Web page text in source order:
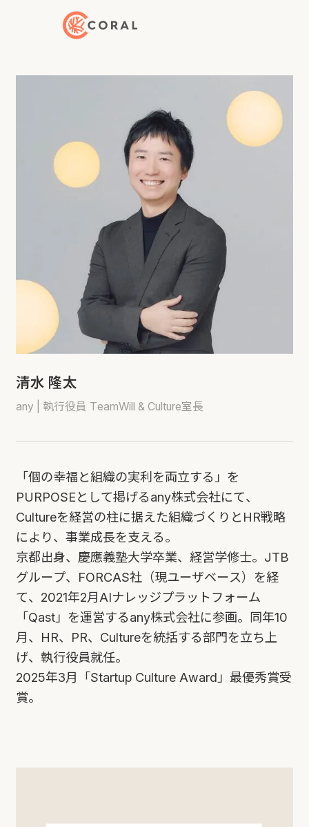
Back to Home
清水 隆太
any | 執行役員 TeamWill & Culture室長
「個の幸福と組織の実利を両立する」を
PURPOSEとして掲げるany株式会社にて、
Cultureを経営の柱に据えた組織づくりとHR戦略
により、事業成長を支える。
京都出身、慶應義塾大学卒業、経営学修士。JTB
グループ、FORCAS社（現ユーザベース）を経
て、2021年2月AIナレッジプラットフォーム
「Qast」を運営するany株式会社に参画。同年10
月、HR、PR、Cultureを統括する部門を立ち上
げ、執行役員就任。
2025年3月「Startup Culture Award」最優秀賞受
賞。